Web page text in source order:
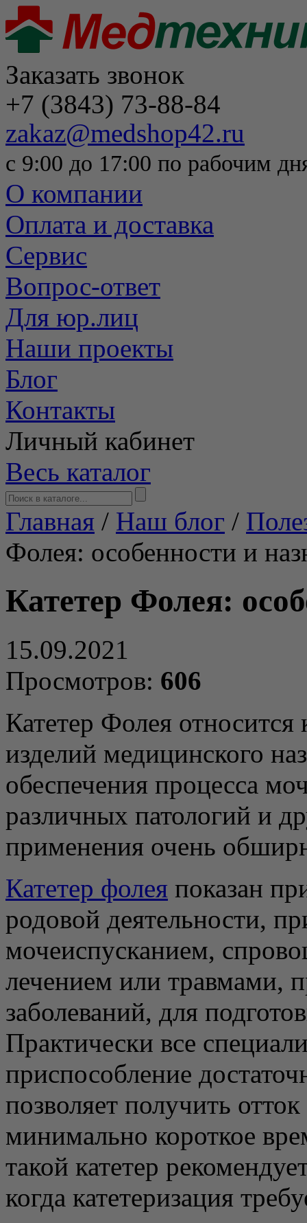
Заказать звонок
+7 (3843) 73-88-84
zakaz@medshop42.ru
с 9:00 до 17:00 по рабочим
О компании
Оплата и доставка
Сервис
Вопрос-ответ
Для юр.лиц
Наши проекты
Блог
Контакты
Личный кабинет
Весь каталог
Главная / Наш блог /
Фолея: особенности и
Катетер Фолея:
15.09.2021
Просмотров: 606
Катетер Фолея
изделий медицинского
обеспечения процесса
различных патологий и
применения очень
Катетер фолея показан
родовой деятельности,
мочеиспусканием,
лечением или травмами,
заболеваний, для
Практически все
приспособление
позволяет получить
минимально короткое
такой катетер
когда катетеризация